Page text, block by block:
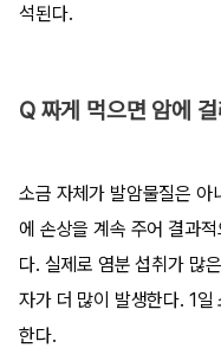
석된다.
Q 짜게 먹으면 암에
소금 자체가 발암물질은 아
에 손상을 계속 주어 결과
다. 실제로 염분 섭취가 많
자가 더 많이 발생한다. 1일
한다.